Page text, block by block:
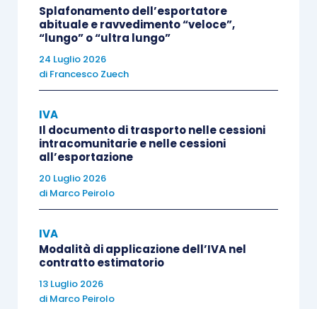
servizio
di consultazione delle fatture
elettronicheper iconsumatori finali persone
fisiche non è attivo).
L’indicato termine del3 maggiofu peròrinviato
con il provvedimento del 29.04.2019
quale il direttore dell’Agenzia delle entrate
dispose unprimo differimento dei termini, dal 3
Con ilprovvedimento di ieri, 31.05.2019, viene
quindi previsto un
maggio al 1° luglio.
Tale differimento è stato
Splafonamento dell’esportatore
abituale e ravvedimento “veloce”,
“lungo” o “ultra lungo”
24 Luglio 2026
di Francesco Zuech
IVA
Il documento di trasporto nelle cessioni
intracomunitarie e nelle cessioni
all’esportazione
20 Luglio 2026
di Marco Peirolo
IVA
Modalità di applicazione dell’IVA nel
contratto estimatorio
13 Luglio 2026
di Marco Peirolo